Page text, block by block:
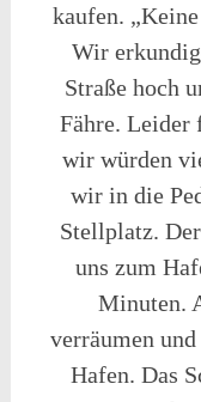
kaufen.
Wir
Straße hoch
Fähre. Leider
wir würden
wir in die
Stellplatz.
uns zum
Minuten.
verräumen
Hafen. Das